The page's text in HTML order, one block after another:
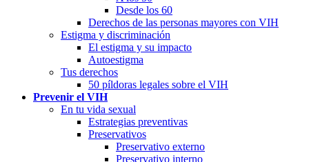
Desde los 60
Derechos de las personas mayores con VIH
Estigma y discriminación
El estigma y su impacto
Autoestigma
Tus derechos
50 píldoras legales sobre el VIH
Prevenir el VIH
En tu vida sexual
Estrategias preventivas
Preservativos
Preservativo externo
Preservativo interno